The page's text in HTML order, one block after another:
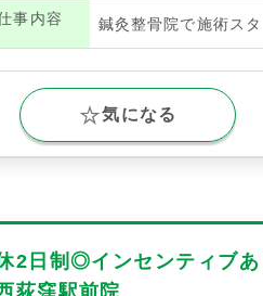
事内容 鍼灸整骨院で施術ス
気になる
2日制◎インセンティブ
荻窪駅前院